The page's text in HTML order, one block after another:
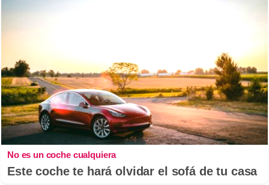
No es un coche cualquiera
Este coche te hará olvidar el sofá de tu casa